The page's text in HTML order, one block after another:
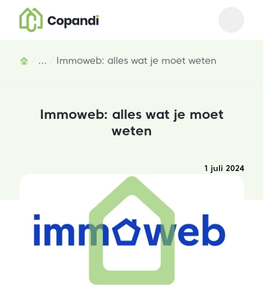
... Immoweb: alles wat je moet weten
Immoweb: alles wat je moet
weten
1 juli 2024